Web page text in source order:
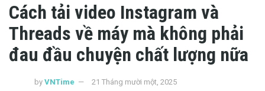
Cách tải video Instagram và
Threads về máy mà không phải
đau đầu chuyện chất lượng nữa
by VNTime 21 Tháng mười một, 2025